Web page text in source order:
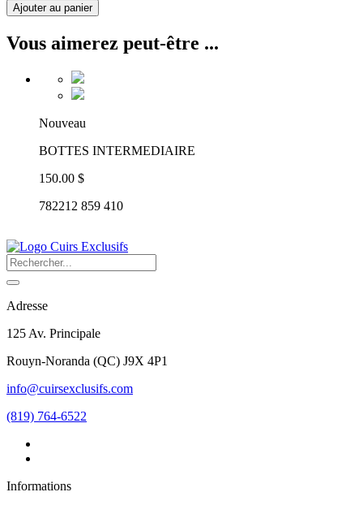
Ajouter au panier
Vous aimerez peut-être ...
Nouveau
BOTTES INTERMEDIAIRE
150.00 $
782212 859 410
Adresse
125 Av. Principale
Rouyn-Noranda (QC) J9X 4P1
info@cuirsexclusifs.com
(819) 764-6522
Informations